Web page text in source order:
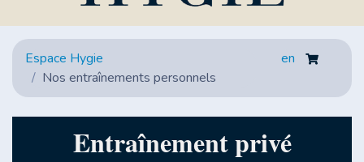
Espace Hygie
Nos entraînements personnels
en
Entraînement privé